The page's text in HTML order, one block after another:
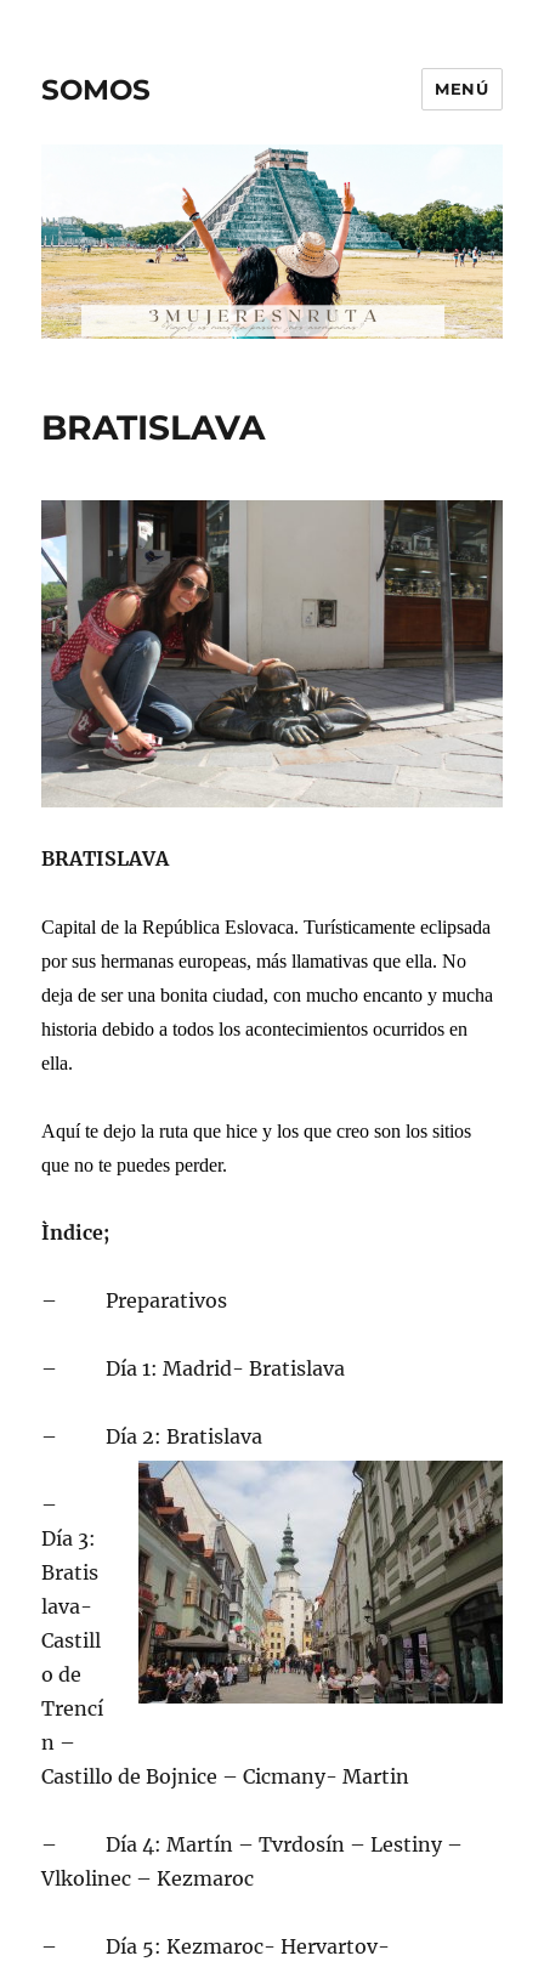
SOMOS MENÚ
BRATISLAVA
BRATISLAVA
Capital de la República Eslovaca. Turísticamente eclipsada
por sus hermanas europeas, más llamativas que ella. No
deja de ser una bonita ciudad, con mucho encanto y mucha
historia debido a todos los acontecimientos ocurridos en
ella.
Aquí te dejo la ruta que hice y los que creo son los sitios
que no te puedes perder.
Ìndice;
– Preparativos
– Día 1: Madrid- Bratislava
– Día 2: Bratislava
–
Día 3:
Bratis
lava-
Castill
o de
Trencí
n –
Castillo de Bojnice – Cicmany- Martin
– Día 4: Martín – Tvrdosín – Lestiny –
Vlkolinec – Kezmaroc
– Día 5: Kezmaroc- Hervartov-